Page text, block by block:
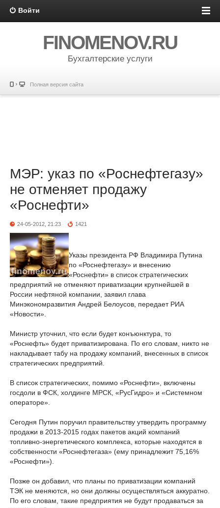
Войти
FINOMENOV.RU
Бухгалтерские услуги
Полная версия сайта
МЭР: указ по «Роснефтегазу»
не отменяет продажу
«Роснефти»
24-05-2012, 21:23 1421
Указы президента РФ Владимира Путина
по «Роснефтегазу» и внесению
«Роснефти» в список стратегических
предприятий не отменяют приватизации крупнейшей в
России нефтяной компании, заявил глава
Минэкономразвития Андрей Белоусов, передает РИА
«Новости».
Министр уточнил, что если будет конъюнктура, то
«Роснефть» будет приватизирована. По его словам, никто не
накладывает табу на продажу компаний, внесенных в список
стратегических предприятий.
В список стратегических, помимо «Роснефти», включены
госдоли в ФСК, холдинге МРСК, «РусГидро» и «Системном
операторе».
Сегодня Путин поручил правительству утвердить программу
продажи в 2013-2015 годах пакетов акций компаний
топливно-энергетического комплекса, которые находятся в
собственности «Роснефтегаза» (ему принадлежит 75,16%
«Роснефти»).
Позже он добавил, что планы по приватизации компаний
ТЭК не меняются, но они должны осуществляться аккуратно.
По его словам, такие предприятия не будут продаваться за